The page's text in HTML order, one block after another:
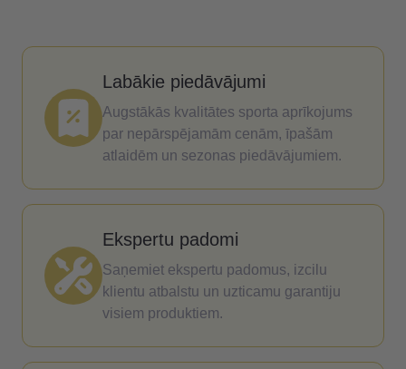
Labākie piedāvājumi
Augstākās kvalitātes sporta aprīkojums
par nepārspējamām cenām, īpašām
atlaidēm un sezonas piedāvājumiem.
Ekspertu padomi
Saņemiet ekspertu padomus, izcilu
klientu atbalstu un uzticamu garantiju
visiem produktiem.